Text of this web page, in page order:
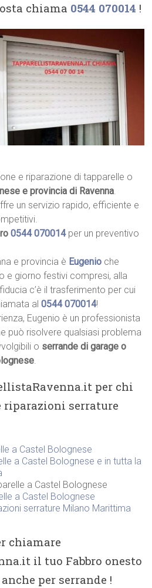
chiama 0544 070014 !
e riparazione di tapparelle o
e provincia di Ravenna.
un servizio rapido, efficiente e
0544 070014per un preventivo
e provincia è Eugenio che
e giorno festivi compresi, alla
c’è il trasferimento per cui
al0544 070014!
Eugenio è un professionista
può risolvere qualsiasi problema
o serrande di garage o
.
per chi
riparazioni serrature
a Castel Bolognese
a Castel Bolognese e in tutta la
a Castel Bolognese
a Castel Bolognese
serrature Milano Marittima
chiamare
il tuo Fabbro onesto
per serrande !